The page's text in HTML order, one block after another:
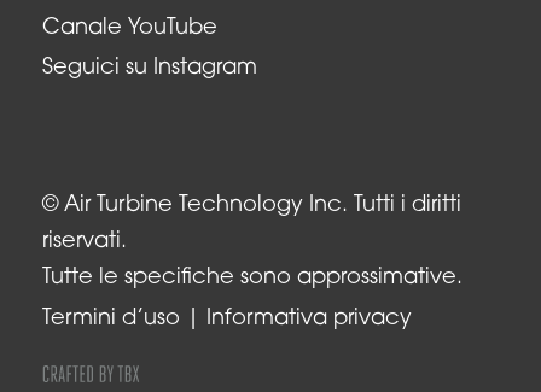
Canale YouTube
Seguici su Instagram
© Air Turbine Technology Inc. Tutti i diritti
riservati.
Tutte le specifiche sono approssimative.
Termini d’uso
Informativa privacy